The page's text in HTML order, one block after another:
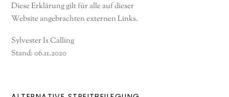
Diese Erklärung gilt für alle auf dieser
Website angebrachten externen Links.
Sylvester Is Calling
Stand: 06.11.2020